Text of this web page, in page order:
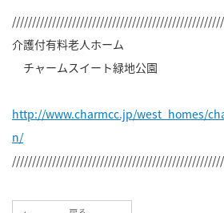
介護付有料老人ホーム
チャームスイート緑地公園
http://www.charmcc.jp/west_homes/
n/